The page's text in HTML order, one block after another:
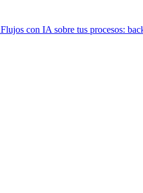
Flujos con IA sobre tus procesos: